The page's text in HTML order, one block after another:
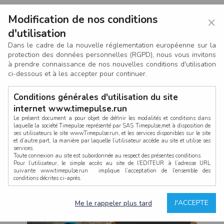
CONNEXION
×
Modification de nos conditions
d'utilisation
Dans le cadre de la nouvelle réglementation européenne sur la
protection des données personnelles (RGPD), nous vous invitons
à prendre connaissance de nos nouvelles conditions d'utilisation
ci-dessous et à les accepter pour continuer.
Conditions générales d'utilisation du site
internet www.timepulse.run
Le présent document a pour objet de définir les modalités et conditions dans
laquelle la société Timepulse représenté par SAS Timepulse,met à disposition de
ses utilisateurs le site www.Timepulse.run, et les services disponibles sur le site
et d’autre part, la manière par laquelle l’utilisateur accède au site et utilise ses
services.
Toute connexion au site est subordonnée au respect des présentes conditions.
Pour l’utilisateur, le simple accès au site de l’EDITEUR à l’adresse URL
suivante www.timepulse.run implique l’acceptation de l’ensemble des
conditions décrites ci-après.
La structure générale du site www.timepulse.run, par quelque procédé que ce
soit, sans l'autorisation préalable et par écrit de Fourcherot Mickael et/ou de ses
J'ACCEPTE
Me le rappeler plus tard